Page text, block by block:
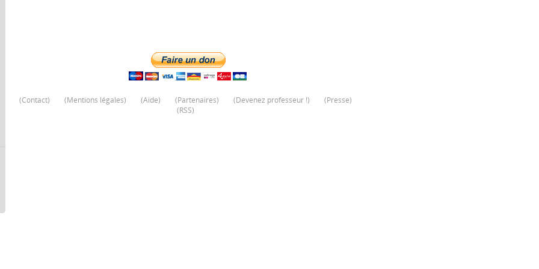
(Contact) (Mentions légales) (Aide) (Partenaires) (Devenez professeur !) (Presse)
(RSS)